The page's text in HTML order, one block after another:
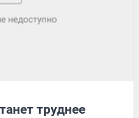
труднее